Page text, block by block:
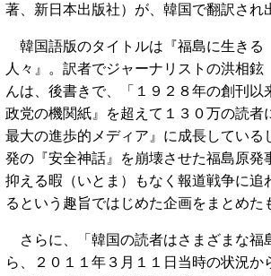
著、新日本出版社）が、韓国で翻訳され
韓国語版のタイトルは『福島に生き
人々』。訳者でジャーナリストの洪相鉉
んは、後書きで、「１９２８年の創刊以
政党の機関紙』を超えて１３０万の読者
最大の進歩的メディア』に成長している
発の『安全神話』を崩壊させた福島原発
抑える暇（いとま）もなく報道戦争に追
るという趣旨ではじめた企画をまとめた
さらに、「韓国の読者はさまざまな福
ら、２０１１年３月１１日当時の状況か